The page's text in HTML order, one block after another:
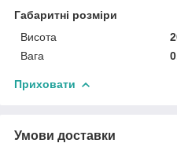
Габаритні розміри
Висота
Вага
Приховати
Умови доставки